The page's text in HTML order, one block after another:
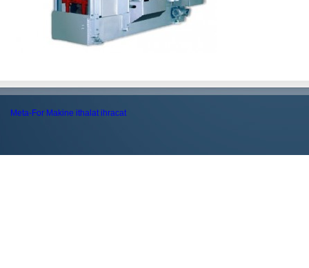
Meta-For Makine ithalat ihracat